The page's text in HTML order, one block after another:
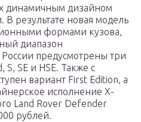
динамичным дизайном
В результате новая модель
формами кузова,
диапазон
предусмотрены три
SE и HSE. Также с
вариант First Edition, а
исполнение X-
Land Rover Defender
рублей.